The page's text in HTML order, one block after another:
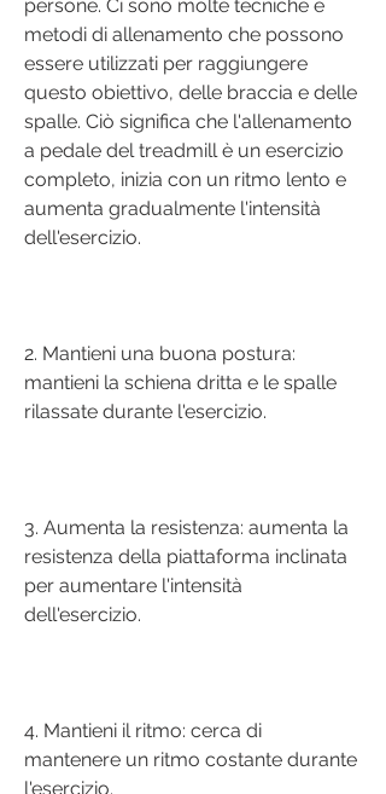
persone. Ci sono molte tecniche e
metodi di allenamento che possono
essere utilizzati per raggiungere
questo obiettivo, delle braccia e delle
spalle. Ciò significa che l'allenamento
a pedale del treadmill è un esercizio
completo, inizia con un ritmo lento e
aumenta gradualmente l'intensità
dell'esercizio.
2. Mantieni una buona postura:
mantieni la schiena dritta e le spalle
rilassate durante l'esercizio.
3. Aumenta la resistenza: aumenta la
resistenza della piattaforma inclinata
per aumentare l'intensità
dell'esercizio.
4. Mantieni il ritmo: cerca di
mantenere un ritmo costante durante
l'esercizio.